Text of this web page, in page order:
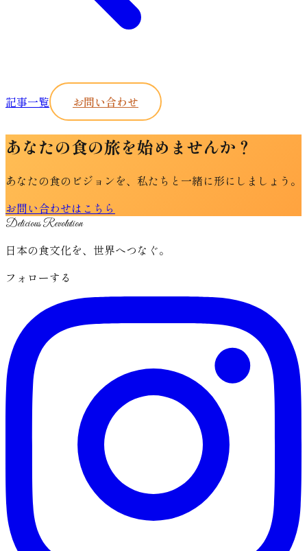
記事一覧 お問い合わせ
あなたの食の旅を始めませんか？
あなたの食のビジョンを、私たちと一緒に形にしましょう。
お問い合わせはこちら
Delicious Revolution
日本の食文化を、世界へつなぐ。
フォローする